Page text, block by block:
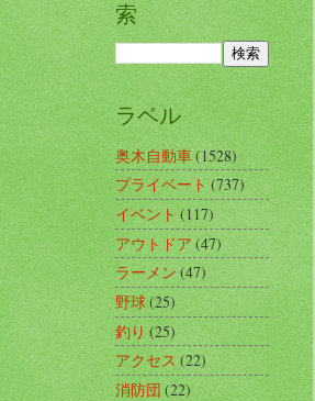
索
ラベル
奥木自動車(1528)
プライベート(737)
イベント(117)
アウトドア(47)
ラーメン(47)
野球(25)
釣り(25)
アクセス(22)
消防団(22)